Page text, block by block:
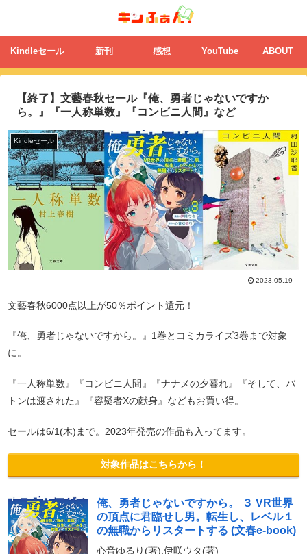
Kindleセール 新刊 感想 YouTube ABOUT
【終了】文藝春秋セール『俺、勇者じゃないですか
ら。』『一人称単数』『コンビニ人間』など
Kindleセール
2023.05.19
文藝春秋6000点以上が50％ポイント還元！
『俺、勇者じゃないですから。』1巻とコミカライズ3巻まで対象
に。
『一人称単数』『コンビニ人間』『ナナメの夕暮れ』『そして、バ
トンは渡された』『容疑者Xの献身』などもお買い得。
セールは6/1(木)まで。2023年発売の作品も入ってます。
対象作品はこちらから！
俺、勇者じゃないですから。 ３ VR世界
の頂点に君臨せし男。転生し、レベル１
の無職からリスタートする (文春e-book)
心音ゆるり(著),伊咲ウタ(著)